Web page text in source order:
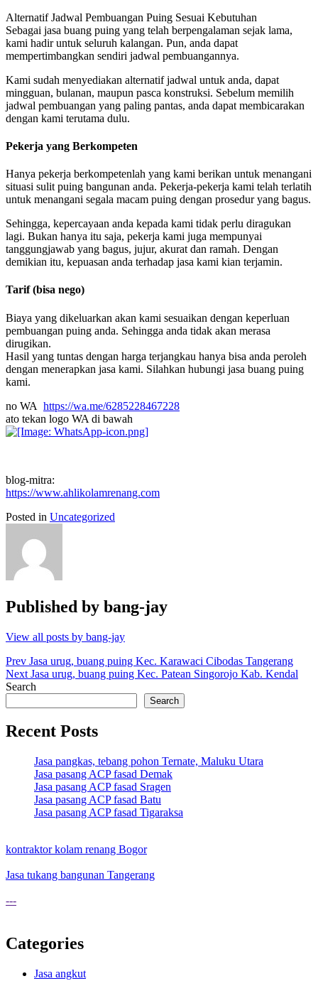
Alternatif Jadwal Pembuangan Puing Sesuai Kebutuhan
Sebagai jasa buang puing yang telah berpengalaman sejak lama,
kami hadir untuk seluruh kalangan. Pun, anda dapat
mempertimbangkan sendiri jadwal pembuangannya.
Kami sudah menyediakan alternatif jadwal untuk anda, dapat
mingguan, bulanan, maupun pasca konstruksi. Sebelum memilih
jadwal pembuangan yang paling pantas, anda dapat membicarakan
dengan kami terutama dulu.
Pekerja yang Berkompeten
Hanya pekerja berkompetenlah yang kami berikan untuk menangani
situasi sulit puing bangunan anda. Pekerja-pekerja kami telah terlatih
untuk menangani segala macam puing dengan prosedur yang bagus.
Sehingga, kepercayaan anda kepada kami tidak perlu diragukan
lagi. Bukan hanya itu saja, pekerja kami juga mempunyai
tanggungjawab yang bagus, jujur, akurat dan ramah. Dengan
demikian itu, kepuasan anda terhadap jasa kami kian terjamin.
Tarif (bisa nego)
Biaya yang dikeluarkan akan kami sesuaikan dengan keperluan
pembuangan puing anda. Sehingga anda tidak akan merasa
dirugikan.
Hasil yang tuntas dengan harga terjangkau hanya bisa anda peroleh
dengan menerapkan jasa kami. Silahkan hubungi jasa buang puing
kami.
no WA https://wa.me/6285228467228
ato tekan logo WA di bawah
blog-mitra:
https://www.ahlikolamrenang.com
Posted in Uncategorized
Published by bang-jay
View all posts by bang-jay
Post
navigation
Prev Jasa urug, buang puing Kec. Karawaci Cibodas Tangerang
Next Jasa urug, buang puing Kec. Patean Singorojo Kab. Kendal
Search
Search
Recent Posts
Jasa pangkas, tebang pohon Ternate, Maluku Utara
Jasa pasang ACP fasad Demak
Jasa pasang ACP fasad Sragen
Jasa pasang ACP fasad Batu
Jasa pasang ACP fasad Tigaraksa
kontraktor kolam renang Bogor
Jasa tukang bangunan Tangerang
---
Categories
Jasa angkut